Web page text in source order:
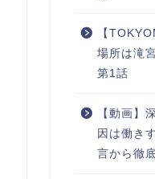
【
場所は滝
第1話
【動画】
因は働き
言から徹